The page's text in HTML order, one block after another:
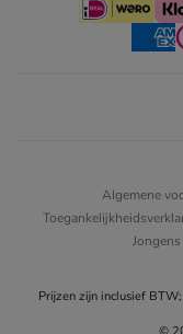
Algemene
Jongens
Prijzen zijn inclusief